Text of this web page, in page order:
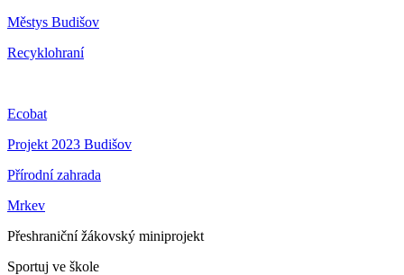
Městys Budišov
Recyklohraní
Ecobat
Projekt 2023 Budišov
Přírodní zahrada
Mrkev
Přeshraniční žákovský miniprojekt
Sportuj ve škole